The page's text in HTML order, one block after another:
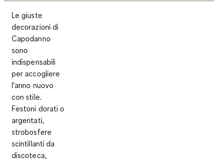
Le giuste
decorazioni di
Capodanno
sono
indispensabili
per accogliere
l'anno nuovo
con stile.
Festoni dorati o
argentati,
strobosfere
scintillanti da
discoteca,